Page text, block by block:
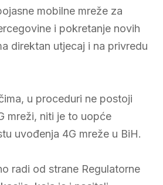
mobilne mreže za
i pokretanje novih
direktan utjecaj i na privredu
u proceduri ne postoji
mreži, niti je to uopće
uvođenja 4G mreže u BiH.
radi od strane Regulatorne